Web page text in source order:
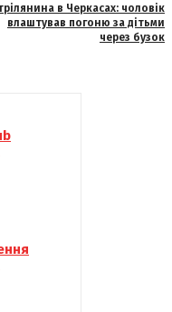
в Черкасах: чоловік
влаштував погоню за дітьми
через бузок